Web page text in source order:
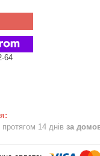
64
14 днів за